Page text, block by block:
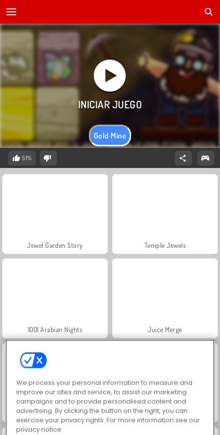
Gold Mine
51%
Jewel Garden Story Temple Jewels
1001 Arabian Nights Juice Merge
Granja de burbujas Grand Mahjong Connect
We process your personal information to measure and
improve our sites and service, to assist our marketing
campaigns and to provide personalised content and
advertising. By clicking the button on the right, you can
exercise your privacy rights. For more information see our
privacy notice